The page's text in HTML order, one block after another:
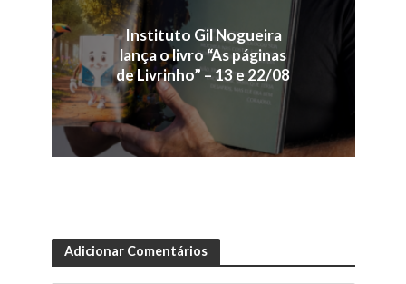
Instituto Gil Nogueira
lança o livro “As páginas
de Livrinho” – 13 e 22/08
Adicionar Comentários